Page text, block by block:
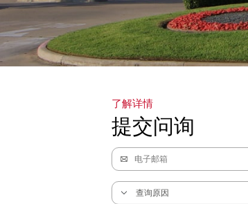
了解详情
提交问询